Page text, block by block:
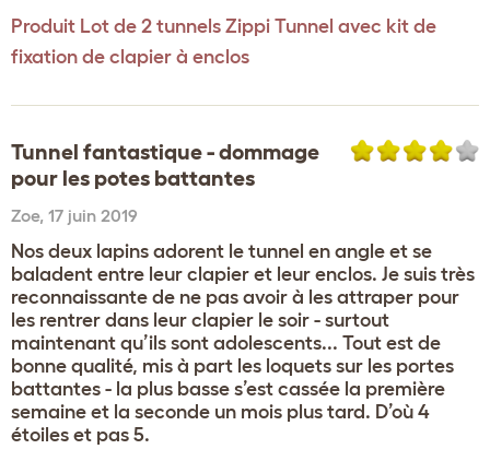
Produit Lot de 2 tunnels Zippi Tunnel avec kit de
fixation de clapier à enclos
Tunnel fantastique - dommage
pour les potes battantes
Zoe, 17 juin 2019
Nos deux lapins adorent le tunnel en angle et se
baladent entre leur clapier et leur enclos. Je suis très
reconnaissante de ne pas avoir à les attraper pour
les rentrer dans leur clapier le soir - surtout
maintenant qu’ils sont adolescents... Tout est de
bonne qualité, mis à part les loquets sur les portes
battantes - la plus basse s’est cassée la première
semaine et la seconde un mois plus tard. D’où 4
étoiles et pas 5.